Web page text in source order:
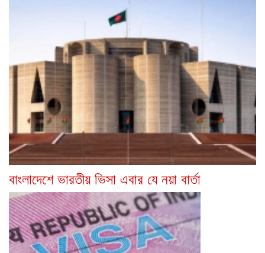
বাংলাদেশে ভারতীয় ভিসা এবার যে নয়া বার্তা